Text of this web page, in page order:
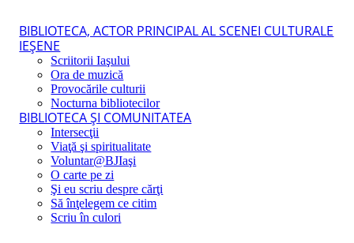
BIBLIOTECA, ACTOR PRINCIPAL AL SCENEI CULTURALE
IEŞENE
Scriitorii Iaşului
Ora de muzică
Provocările culturii
Nocturna bibliotecilor
BIBLIOTECA ŞI COMUNITATEA
Intersecţii
Viaţă şi spiritualitate
Voluntar@BJIaşi
O carte pe zi
Şi eu scriu despre cărţi
Să înţelegem ce citim
Scriu în culori